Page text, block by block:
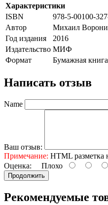
Характеристики
ISBN
978-5-00100-
Автор
Михаил
Год издания
2016
Издательство МИФ
Формат
Бумажная книга
Написать отзыв
Name
Ваш отзыв:
Примечание: HTML разметка
Оценка: Плохо
Продолжить
Рекомендуемые